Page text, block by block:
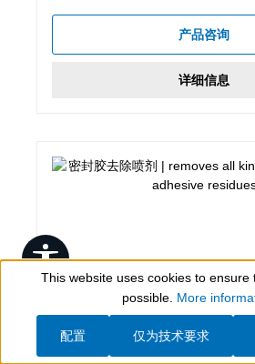
Average rating of 4.5 out of 5 stars
产品咨询
详细信息
Show toolbar
This website uses cookies to ensure
possible. More
仅为技术要求
配置